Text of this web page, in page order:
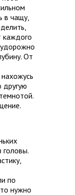
в чащу,
каждого
От
другую
головы.
по
нужно